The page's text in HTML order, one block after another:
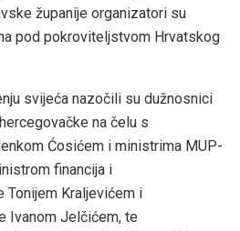
županije organizatori su
pod pokroviteljstvom Hrvatskog
svijeća nazočili su dužnosnici
na čelu s
Ćosićem i ministrima MUP-
financija i
Tonijem Kraljevićem i
Ivanom Jelčićem, te